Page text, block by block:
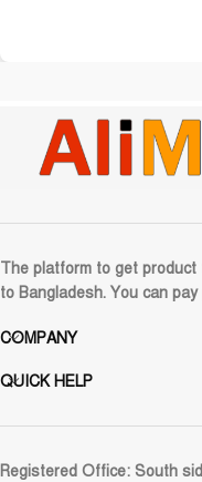
The platform to get product
to Bangladesh. You can
COMPANY
QUICK HELP
Registered Office: South